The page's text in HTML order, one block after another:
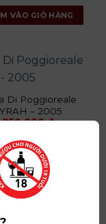
VÀO GIỎ HÀNG
Di Poggioreale
– 2005
850.000₫
VÀO GIỎ HÀNG